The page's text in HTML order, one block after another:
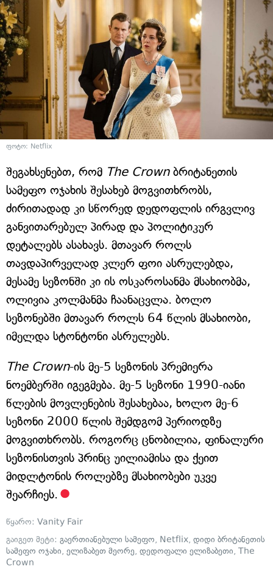
ფოტო: Netflix
შეგახსენებთ, რომ The Crownბრიტანეთის
სამეფო ოჯახის შესახებ მოგვითხრობს,
ძირითადად კი სწორედ დედოფლის ირგვლივ
განვითარებულ პირად და პოლიტიკურ
დეტალებს ასახავს. მთავარ როლს
თავდაპირველად კლერ ფოი ასრულებდა,
მესამე სეზონში კი ის ოსკაროსანმა მსახიობმა,
ოლივია კოლმანმა ჩაანაცვლა. ბოლო
სეზონებში მთავარ როლს 64 წლის მსახიობი,
იმელდა სტონტონი ასრულებს.
The Crown-ის მე-5 სეზონის პრემიერა
ნოემბერში იგეგმება. მე-5 სეზონი 1990-იანი
წლების მოვლენების შესახებაა, ხოლო მე-6
სეზონი 2000 წლის შემდგომ პერიოდზე
მოგვითხრობს. როგორც ცნობილია, ფინალური
სეზონისთვის პრინც უილიამისა და ქეით
მიდლტონის როლებზე მსახიობები უკვე
შეარჩიეს.
წყარო: Vanity Fair
გაიგეთ მეტი: გაერთიანებული სამეფო, Netflix, დიდი ბრიტანეთის
სამეფო ოჯახი, ელიზაბეთ მეორე, დედოფალი ელიზაბეთი, The
Crown